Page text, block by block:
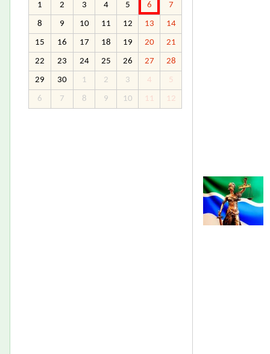
1
2 3 4 5 6 7
8 9 10 11 12 13 14
15 16 17 18 19 20 21
22 23 24 25 26 27 28
29 30 1 2 3 4 5
6 7 8 9 10 11 12